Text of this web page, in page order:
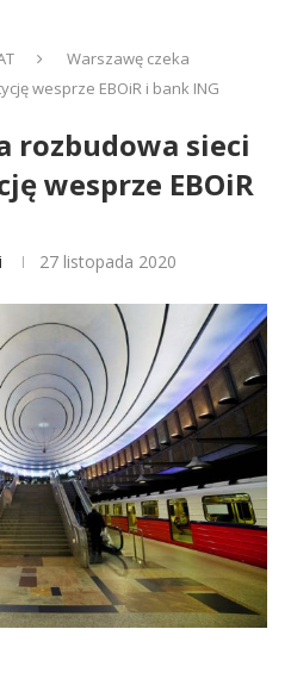
Warszawę czeka
wesprze EBOiR i bank ING
rozbudowa sieci
wesprze EBOiR
27 listopada 2020